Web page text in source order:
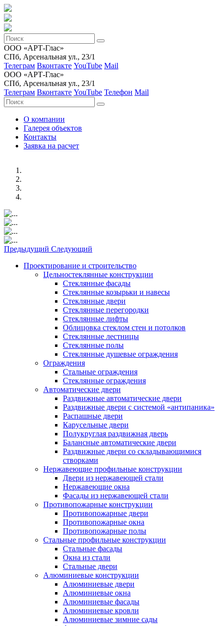
ООО «АРТ-Глас»
СПб, Арсенальная ул., 23/1
Телеграм Вконтакте YouTube Mail
ООО «АРТ-Глас»
СПб, Арсенальная ул., 23/1
Телеграм Вконтакте YouTube Телефон Mail
О компании
Галерея объектов
Контакты
Заявка на расчет
Предыдущий Следующий
Проектирование и строительство
Цельностеклянные конструкции
Стеклянные фасады
Стеклянные козырьки и навесы
Стеклянные двери
Стеклянные перегородки
Стеклянные лифты
Облицовка стеклом стен и потолков
Стеклянные лестницы
Стеклянные полы
Стеклянные душевые ограждения
Ограждения
Стальные ограждения
Cтеклянные ограждения
Автоматические двери
Раздвижные автоматические двери
Раздвижные двери с системой «антипаника»
Распашные двери
Карусельные двери
Полукруглая раздвижная дверь
Балансные автоматические двери
Раздвижные двери со складывающимися
створками
Нержавеющие профильные конструкции
Двери из нержавеющей стали
Нержавеющие окна
Фасады из нержавеющей стали
Противопожарные конструкции
Противопожарные двери
Противопожарные окна
Противопожарные полы
Стальные профильные конструкции
Стальные фасады
Окна из стали
Стальные двери
Алюминиевые конструкции
Алюминиевые двери
Алюминиевые окна
Алюминиевые фасады
Алюминиевые кровли
Алюминиевые зимние сады